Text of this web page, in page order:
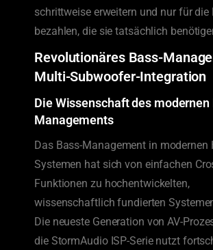
schrittweise erweitern und nur für die
bezahlen, die sie tatsächlich
Revolutionäres Bass-
Multi-Subwoofer-Integration
Die Wissenschaft des modernen
Managements
Das Bass-Management in modernen
Systemen hat sich von einfachen
Funktionen zu hochentwickelten,
wissenschaftlich fundierten
Die neueste Generation von AV-
die StormAudio ISP-Serie nutzt